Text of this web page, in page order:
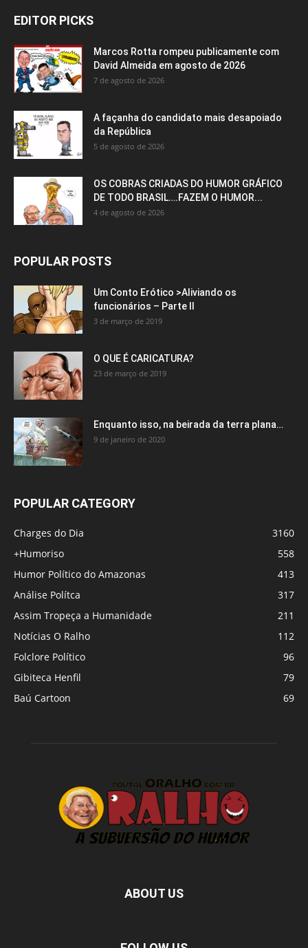
EDITOR PICKS
Marcos Rotta rompeu publicamente com
David Almeida em agosto de 2026
7 de agosto de 2026
A façanha do candidato mais desapoiado
da República
5 de agosto de 2026
OS COBRAS CRIADAS DO HUMOR GRÁFICO
DE TODO BRASIL….FAZEM O HUMOR...
4 de agosto de 2026
POPULAR POSTS
Um Conto Erótico >Aliviando os
funcionários – Parte II
3 de março de 2019
O QUE É CARICATURA?
23 de março de 2019
Enquanto isso, na beirada da terra plana…
9 de janeiro de 2020
POPULAR CATEGORY
Charges do Dia
3160
+Humoriso
558
Humor Político do Amazonas
413
Análise Polítca
317
Assim Tropeça a Humanidade
211
Notícias O Ralho
112
Folclore Político
96
Gibiteca Henfil
79
Baú Cartoon
69
ABOUT US